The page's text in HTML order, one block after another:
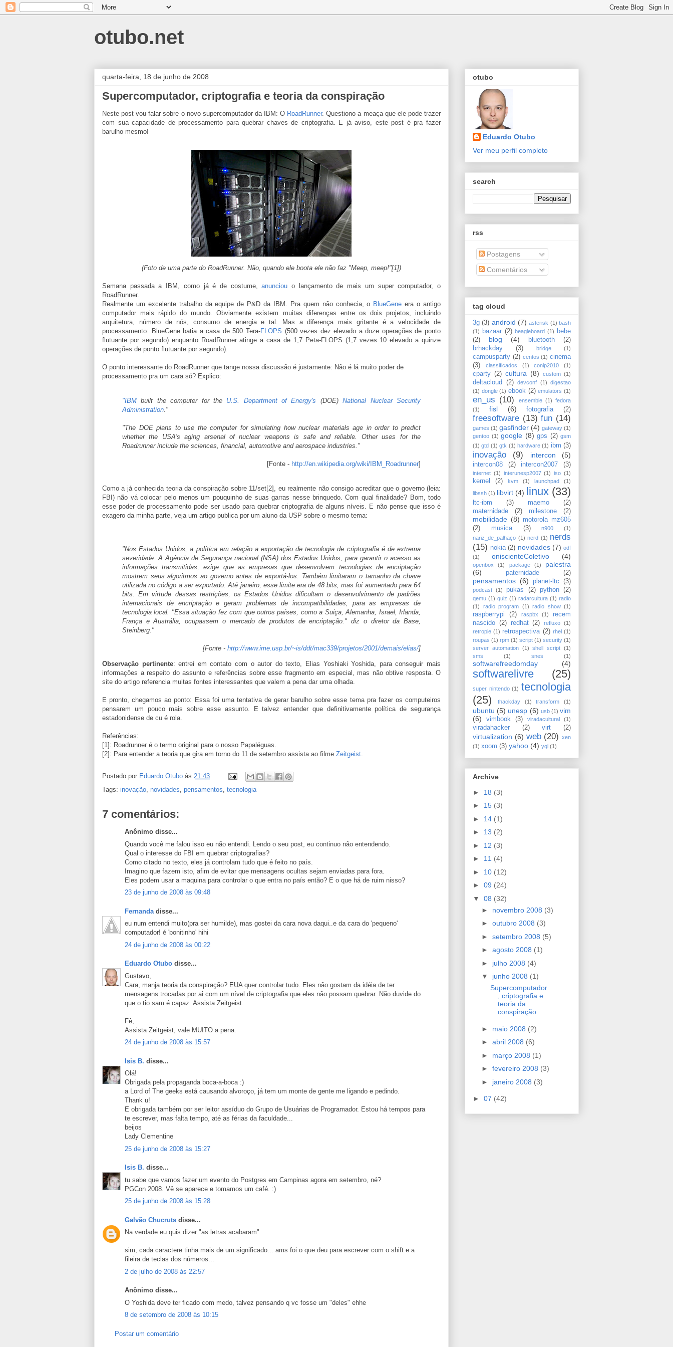
otubo.net
quarta-feira, 18 de junho de 2008
Supercomputador, criptografia e teoria da conspiração
Neste post vou falar sobre o novo supercomputador da IBM: O RoadRunner. Questiono a meaça que ele pode trazer
com sua capacidade de processamento para quebrar chaves de criptografia. E já aviso, este post é pra fazer
barulho mesmo!
(Foto de uma parte do RoadRunner. Não, quando ele boota ele não faz "Meep, meep!"[1])
Semana passada a IBM, como já é de costume,anunciou o lançamento de mais um super computador, o
RoadRunner.
Realmente um excelente trabalho da equipe de P&D da IBM. Pra quem não conhecia, o BlueGene era o antigo
computador mais rápido do mundo. Obviamente existem muitas diferenças entre os dois projetos, incluindo
arquitetura, número de nós, consumo de energia e tal. Mas a diferença mais gritante é a velocidade de
processamento: BlueGene batia a casa de 500 Tera-FLOPS (500 vezes dez elevado a doze operações de ponto
flutuante por segundo) enquanto RoadRunner atinge a casa de 1,7 Peta-FLOPS (1,7 vezes 10 elevado a quinze
operações de ponto flutuante por segundo).
O ponto interessante do RoadRunner que tange nossa discussão é justamente: Não é lá muito poder de
processamento pra um cara só? Explico:
"IBM built the computer for the U.S. Department of Energy's (DOE)National Nuclear Security
Administration."
"The DOE plans to use the computer for simulating how nuclear materials age in order to predict
whether the USA's aging arsenal of nuclear weapons is safe and reliable. Other uses for the
Roadrunner include the sciences, financial, automotive and aerospace industries."
[Fonte - http://en.wikipedia.org/wiki/IBM_Roadrunner]
Como a já conhecida teoria da conspiração sobre 11/set[2], eu realmente não consigo acreditar que o governo (leia:
FBI) não vá colocar pelo menos um pouquinho de suas garras nesse brinquedo. Com qual finalidade? Bom, todo
esse poder de processamento pode ser usado para quebrar criptografia de alguns níveis. E não pense que isso é
exagero da minha parte, veja um artigo publica por um aluno da USP sobre o mesmo tema:
"Nos Estados Unidos, a política em relação a exportação de tecnologia de criptografia é de extrema
severidade. A Agência de Segurança nacional (NSA) dos Estados Unidos, para garantir o acesso as
informações transmitidas, exige que as empresas que desenvolvem tecnologias de encriptação
mostrem seus algoritmos ao governo antes de exportá-los. Também limitaram o tamanho da chave
utilizada no código a ser exportado. Até janeiro, esse limite era de 48 bits, mas foi aumentado para 64
bits. Em virtude dessas restrições, os Estados Unidos dificultam o desenvolvimento de padrões
internacionais de encriptação e geram problemas de incompatibilidades, para as empresas de
tecnologia local. "Essa situação fez com que outros países, como a Suiça, Alemanha, Israel, Irlanda,
França e Austrália, ocupassem o mercado de produtos de encriptação." diz o diretor da Base,
Steinberg."
[Fonte - http://www.ime.usp.br/~is/ddt/mac339/projetos/2001/demais/elias/]
Observação pertinente: entrei em contato com o autor do texto, Elias Yoshiaki Yoshida, para conseguir mais
informações a respeito do assunto e referências sobre esse fragmento em especial, mas não obtive resposta. O
site do artigo referencia muitas fontes interessantes que valem a pena dar uma olhada.
E pronto, chegamos ao ponto: Essa foi uma tentativa de gerar barulho sobre esse tema pra fazer os computeiros
pensarem um pouco mais sobre esse assunto. E talvez entender que definitivamente política de segurança
estadonidense de cu é rola.
Referências:
[1]: Roadrunner é o termo original para o nosso Papaléguas.
[2]: Para entender a teoria que gira em torno do 11 de setembro assista ao filme Zeitgeist.
Postado por Eduardo Otubo às 21:43
Tags: inovação, novidades, pensamentos, tecnologia
7 comentários:
Anônimo disse...
Quando você me falou isso eu não entendi. Lendo o seu post, eu continuo não entendendo.
Qual o interesse do FBI em quebrar criptografias?
Como citado no texto, eles já controlam tudo que é feito no país.
Imagino que fazem isto, afim de evitar que mensagens ocultas sejam enviadas para fora.
Eles podem usar a maquina para controlar o que entra no país então? E o que há de ruim nisso?
23 de junho de 2008 às 09:48
Fernanda disse...
eu num entendi muito(pra ser humilde), mas gostei da cara nova daqui..e da cara do 'pequeno'
computador! é 'bonitinho' hihi
24 de junho de 2008 às 00:22
Eduardo Otubo disse...
Gustavo,
Cara, manja teoria da conspiração? EUA quer controlar tudo. Eles não gostam da idéia de ter
mensagens trocadas por ai com um nível de criptografia que eles não possam quebrar. Não duvide do
que o tio sam é capaz. Assista Zeitgeist.
Fê,
Assista Zeitgeist, vale MUITO a pena.
24 de junho de 2008 às 15:57
Isis B. disse...
Olá!
Obrigada pela propaganda boca-a-boca :)
a Lord of The geeks está causando alvoroço, já tem um monte de gente me ligando e pedindo.
Thank u!
E obrigada também por ser leitor assíduo do Grupo de Usuárias de Programador. Estou há tempos para
te escrever, mas falta tempo, até as férias da faculdade...
beijos
Lady Clementine
25 de junho de 2008 às 15:27
Isis B. disse...
tu sabe que vamos fazer um evento do Postgres em Campinas agora em setembro, né?
PGCon 2008. Vê se aparece e tomamos um café. :)
25 de junho de 2008 às 15:28
Galvão Chucruts disse...
Na verdade eu quis dizer "as letras acabaram"...
sim, cada caractere tinha mais de um significado... ams foi o que deu para escrever com o shift e a
fileira de teclas dos números...
2 de julho de 2008 às 22:57
Anônimo disse...
O Yoshida deve ter ficado com medo, talvez pensando q vc fosse um "deles" ehhe
8 de setembro de 2008 às 10:15
Postar um comentário
otubo
Eduardo Otubo
Ver meu perfil completo
search
rss
Postagens
Comentários
tag cloud
3g (3) android (7) asterisk (1) bash
(1)
bazaar (2) beagleboard (1)
bebe
(2)
blog (4) bluetooth
(2)
brhackday
(3) bridge (1)
campusparty (2) centos (1) cinema
(3)
classificados (1) conip2010 (1)
cparty (2) cultura (8) custom (1)
deltacloud (2) devconf (1) digestao
(1) dongle (1) ebook (2) emulators (1)
en_us (10) ensemble (1) fedora
(1)
fisl (6) fotografia (2)
freesoftware (13) fun (14)
games (1) gasfinder (4) gateway (1)
gentoo (1) google (8) gps (2) gsm
(1) gtd (1) gtk (1) hardware (1) ibm (3)
inovação (9) intercon (5)
intercon08 (2) intercon2007 (3)
internet (1) interunesp2007 (1) iso (1)
kernel (2) kvm (1) launchpad
(1)
libssh (1) libvirt (4) linux (33)
ltc-ibm (3) maemo
(2)
maternidade
(2) milestone (2)
mobilidade (8) motorola mz605
(2)
musica (3) n900
(1)
nariz_de_palhaço (1) nerd (1) nerds
(15) nokia (2) novidades (7) odf
(1)
oniscienteColetivo (4)
openbox (1) package (1)
palestra
(6)
paternidade (2)
pensamentos (6) planet-ltc (3)
podcast (1) pukas (2) python (2)
qemu (1) quiz (1) radarcultura (1) radio
(1)
radio program (1) radio show (1)
raspberrypi (2) raspbx (1)
recem
nascido (2) redhat (2) refluxo (1)
retropie (1) retrospectiva (2) rhel (1)
roupas (1) rpm (1) script (1) security (1)
server automation (1) shell script (1)
sms
(1) snes (1)
softwarefreedomday (4)
softwarelivre (25)
super nintendo (1) tecnologia
(25)
thackday (1) transform (1)
ubuntu (5) unesp (6) usb (1) vim
(6)
vimbook (3) viradacultural (1)
viradahacker (2) virt (2)
virtualization (6) web (20) xen
(1) xoom (3) yahoo (4) yql (1)
Archive
► 18 (3)
► 15 (3)
► 14 (1)
► 13 (2)
► 12 (3)
► 11 (4)
► 10 (12)
► 09 (24)
▼ 08 (32)
► novembro 2008 (3)
► outubro 2008 (3)
► setembro 2008 (5)
► agosto 2008 (1)
► julho 2008 (4)
▼ junho 2008 (1)
Supercomputador
, criptografia e
teoria da
conspiração
► maio 2008 (2)
► abril 2008 (6)
► março 2008 (1)
► fevereiro 2008 (3)
► janeiro 2008 (3)
► 07 (42)